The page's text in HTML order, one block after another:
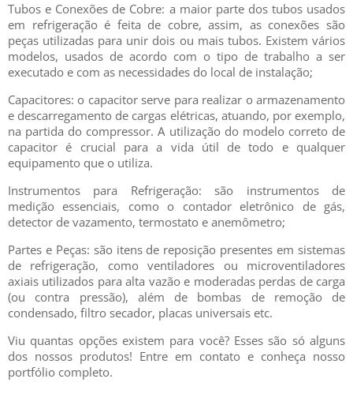
Tubos e Conexões de Cobre: a maior parte dos tubos usados
em refrigeração é feita de cobre, assim, as conexões são
peças utilizadas para unir dois ou mais tubos. Existem vários
modelos, usados de acordo com o tipo de trabalho a ser
executado e com as necessidades do local de instalação;
Capacitores: o capacitor serve para realizar o armazenamento
e descarregamento de cargas elétricas, atuando, por exemplo,
na partida do compressor. A utilização do modelo correto de
capacitor é crucial para a vida útil de todo e qualquer
equipamento que o utiliza.
Instrumentos para Refrigeração: são instrumentos de
medição essenciais, como o contador eletrônico de gás,
detector de vazamento, termostato e anemômetro;
Partes e Peças: são itens de reposição presentes em sistemas
de refrigeração, como ventiladores ou microventiladores
axiais utilizados para alta vazão e moderadas perdas de carga
(ou contra pressão), além de bombas de remoção de
condensado, filtro secador, placas universais etc.
Viu quantas opções existem para você? Esses são só alguns
dos nossos produtos! Entre em contato e conheça nosso
portfólio completo.